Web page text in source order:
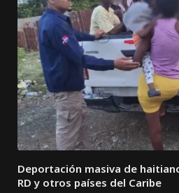
Deportación masiva de
RD y otros países del Caribe